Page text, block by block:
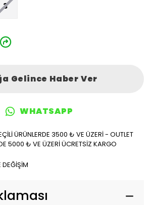
3
Gelince Haber Ver
WHATSAPP
ÜRÜNLERDE 3500 ₺ VE ÜZERİ - OUTLET
5000 ₺ VE ÜZERİ ÜCRETSİZ KARGO
DEĞİŞİM